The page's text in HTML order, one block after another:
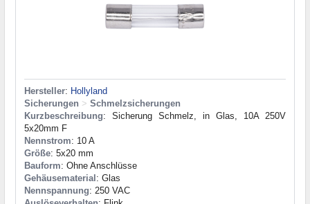
Hersteller: Hollyland
Sicherungen > Schmelzsicherungen
Kurzbeschreibung: Sicherung Schmelz, in Glas, 10A 250V
5x20mm F
Nennstrom: 10 A
Größe: 5x20 mm
Bauform: Ohne Anschlüsse
Gehäusematerial : Glas
Nennspannung: 250 VAC